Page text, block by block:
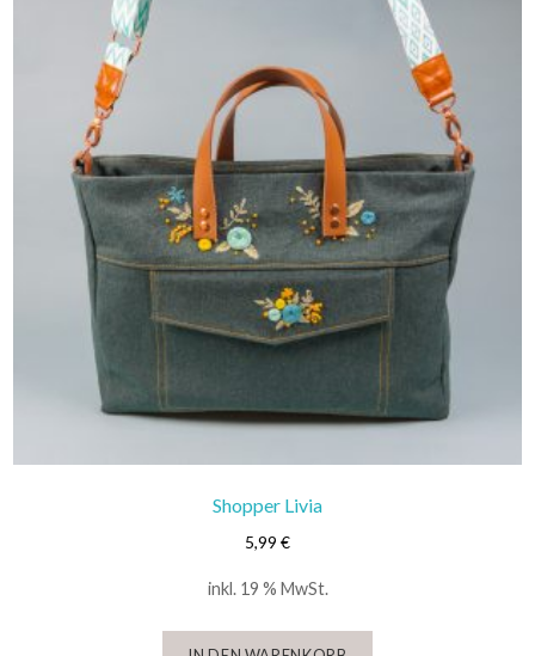
Shopper Livia
5,99 €
inkl. 19 % MwSt.